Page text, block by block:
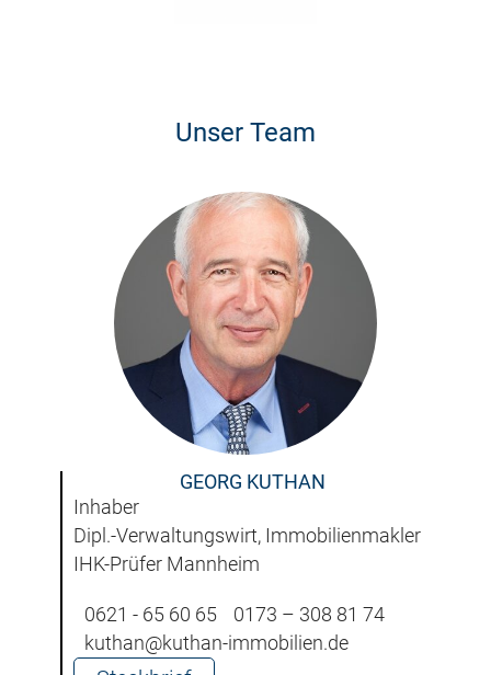
Unser Team
GEORG KUTHAN
Inhaber
Dipl.-Verwaltungswirt, Immobilienmakler
IHK-Prüfer Mannheim
0621 - 65 60 65
0173 – 308 81 74
kuthan@kuthan-immobilien.de